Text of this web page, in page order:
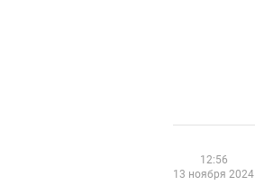
12:56
13 ноября 2024